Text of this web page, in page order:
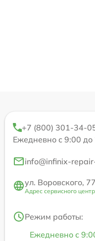
+7 (800) 301-34-
Ежедневно с 9:00 до
info@infinix-
ул. Воровского, 77
Адрес сервисного
Режим работы:
Ежедневно с